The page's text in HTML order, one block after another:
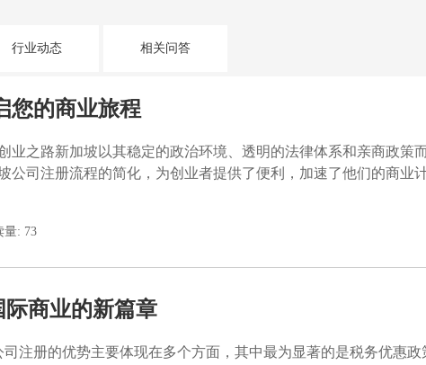
行业动态 相关问答
您的商业旅程
业之路新加坡以其稳定的政治环境、透明的法律体系和亲商政策
公司注册流程的简化，为创业者提供了便利，加速了他们的商业
量: 73
商业的新篇章
注册的优势主要体现在多个方面，其中最为显著的是税务优惠